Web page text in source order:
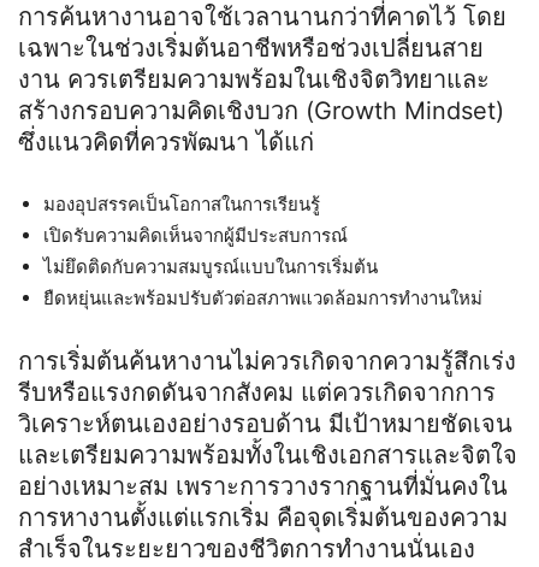
การค้นหางานอาจใช้เวลานานกว่าที่คาดไว้ โดย
เฉพาะในช่วงเริ่มต้นอาชีพหรือช่วงเปลี่ยนสาย
งาน ควรเตรียมความพร้อมในเชิงจิตวิทยาและ
สร้างกรอบความคิดเชิงบวก (Growth Mindset)
ซึ่งแนวคิดที่ควรพัฒนา ได้แก่
มองอุปสรรคเป็นโอกาสในการเรียนรู้
เปิดรับความคิดเห็นจากผู้มีประสบการณ์
ไม่ยึดติดกับความสมบูรณ์แบบในการเริ่มต้น
ยืดหยุ่นและพร้อมปรับตัวต่อสภาพแวดล้อมการทำงานใหม่
การเริ่มต้นค้นหางานไม่ควรเกิดจากความรู้สึกเร่ง
รีบหรือแรงกดดันจากสังคม แต่ควรเกิดจากการ
วิเคราะห์ตนเองอย่างรอบด้าน มีเป้าหมายชัดเจน
และเตรียมความพร้อมทั้งในเชิงเอกสารและจิตใจ
อย่างเหมาะสม เพราะการวางรากฐานที่มั่นคงใน
การหางานตั้งแต่แรกเริ่ม คือจุดเริ่มต้นของความ
สำเร็จในระยะยาวของชีวิตการทำงานนั่นเอง